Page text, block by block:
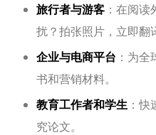
旅行者与游客 ：在阅
扰？拍张照片，立即翻
企业与电商平台 ：为
书和营销材料。
教育工作者和学生 ：
究论文。